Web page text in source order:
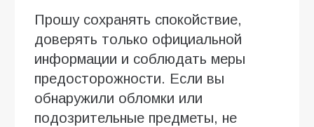
Прошу сохранять спокойствие,
доверять только официальной
информации и соблюдать меры
предосторожности. Если вы
обнаружили обломки или
подозрительные предметы, не